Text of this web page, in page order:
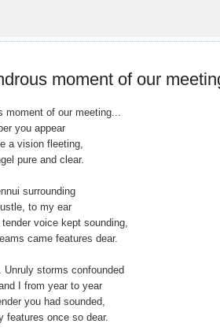
moment of our
moment of our meeting...
you appear
a vision fleeting,
pure and clear.
surrounding
to my ear
voice kept sounding,
came features dear.
Unruly storms confounded
I from year to year
you had sounded,
features once so dear.